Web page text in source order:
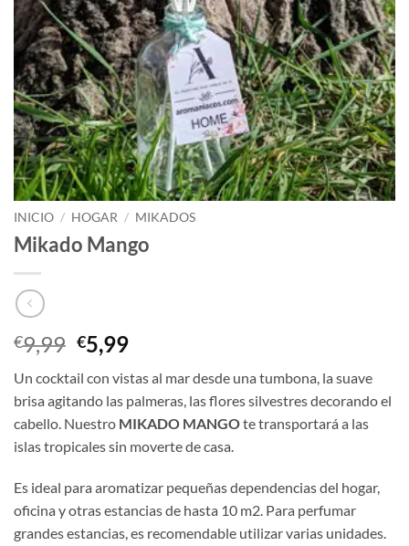
INICIO / HOGAR / MIKADOS
Mikado Mango
€9,99 El
precio
original
era:
€9,99.
€5,99El
actual
es:
€5,99.
Un cocktail con vistas al mar desde una tumbona, la suave
brisa agitando las palmeras, las flores silvestres decorando el
cabello. Nuestro MIKADO MANGOte transportará a las
islas tropicales sin moverte de casa.
Es ideal para aromatizar pequeñas dependencias del hogar,
oficina y otras estancias de hasta 10 m2. Para perfumar
grandes estancias, es recomendable utilizar varias unidades.